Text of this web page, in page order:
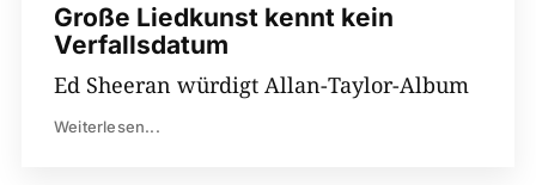
Große Liedkunst kennt kein
Verfallsdatum
Ed Sheeran würdigt Allan-Taylor-Album
Weiterlesen...